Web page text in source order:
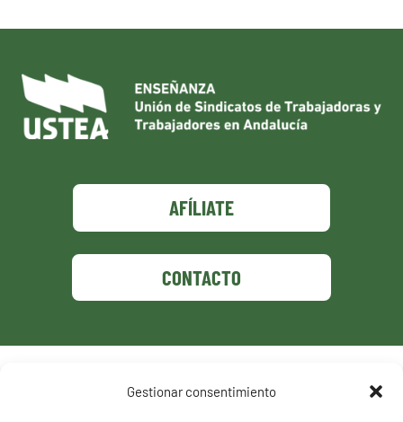
Gestionar consentimiento
AFÍLIATE
CONTACTO
Política de privacidad